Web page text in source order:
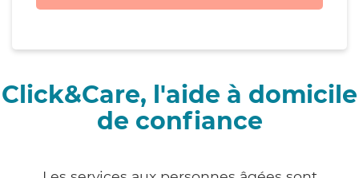
Click&Care, l'aide à domicile
de confiance